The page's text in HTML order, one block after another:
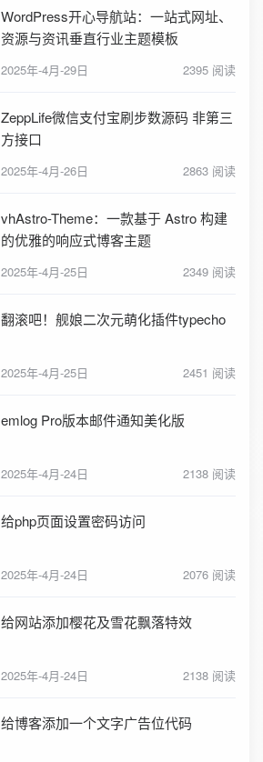
WordPress开心导航站：一站式网址、
资源与资讯垂直行业主题模板
2025年-4月-29日 2395 阅读
ZeppLife微信支付宝刷步数源码 非第三
方接口
2025年-4月-26日 2863 阅读
vhAstro-Theme：一款基于 Astro 构建
的优雅的响应式博客主题
2025年-4月-25日 2349 阅读
翻滚吧！舰娘二次元萌化插件typecho
2025年-4月-25日 2451 阅读
emlog Pro版本邮件通知美化版
2025年-4月-24日 2138 阅读
给php页面设置密码访问
2025年-4月-24日 2076 阅读
给网站添加樱花及雪花飘落特效
2025年-4月-24日 2138 阅读
给博客添加一个文字广告位代码